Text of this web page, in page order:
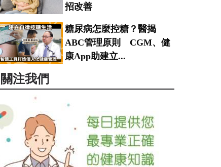
招改善
糖尿病怎麼控糖？醫揭
ABC管理原則 CGM、健
康App助建立...
注我們